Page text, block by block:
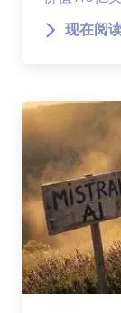
现在阅